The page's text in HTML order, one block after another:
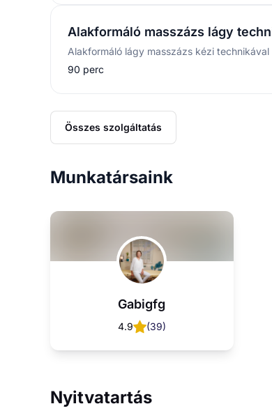
Alakformáló masszázs lágy
Alakformáló lágy masszázs kézi
90 perc
Összes szolgáltatás
Munkatársaink
Gabigfg
4.9 (39)
Nyitvatartás